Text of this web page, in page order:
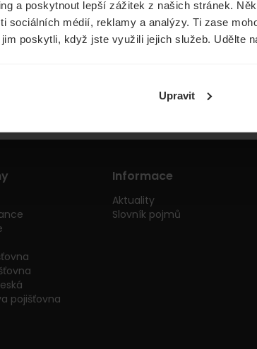
a poskytnout lepší zážitek z našich stránek.
sociálních médií, reklamy a analýzy. Ti zase
poskytli, když jste využili jejich služeb. Udělte
Upravit
pojišťovna
Informace
Aktuality
Slovník pojmů